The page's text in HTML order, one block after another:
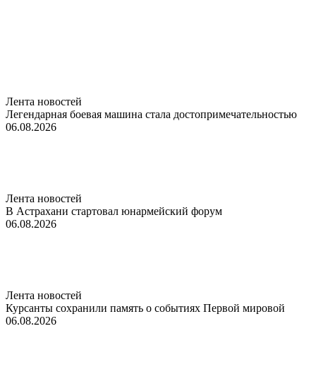
Лента новостей
Легендарная боевая машина стала достопримечательностью
06.08.2026
Лента новостей
В Астрахани стартовал юнармейский форум
06.08.2026
Лента новостей
Курсанты сохранили память о событиях Первой мировой
06.08.2026